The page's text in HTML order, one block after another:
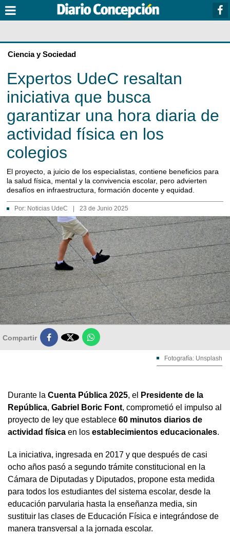
Ciencia y Sociedad
Expertos UdeC resaltan
iniciativa que busca
garantizar una hora diaria de
actividad física en los
colegios
El proyecto, a juicio de los especialistas, contiene beneficios para
la salud física, mental y la convivencia escolar, pero advierten
desafíos en infraestructura, formación docente y equidad.
Por: Noticias UdeC 23 de Junio 2025
Compartir 
Fotografía: Unsplash
Durante la Cuenta Pública 2025, el
Presidente de la
República, Gabriel Boric Font, comprometió el impulso al
proyecto de ley que establece 60 minutos diarios de
actividad física en los establecimientos educacionales.
La iniciativa, ingresada en 2017 y que después de casi
ocho años pasó a segundo trámite constitucional en la
Cámara de Diputadas y Diputados, propone esta medida
para todos los estudiantes del sistema escolar, desde la
educación parvularia hasta la enseñanza media, sin
sustituir las clases de Educación Física e integrándose de
manera transversal a la jornada escolar.